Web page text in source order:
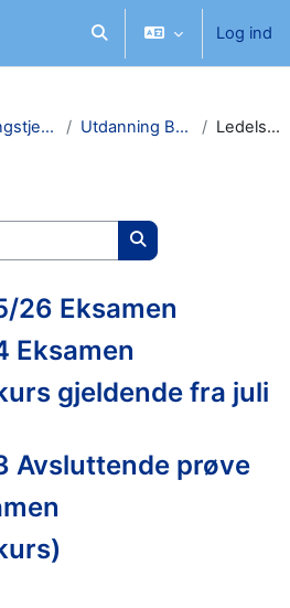
Skift søgeindput Log ind
Brann- og redningstjeneste Utdanning Brann Ledelse A
Søg efter kurser
26 Eksamen
Eksamen
gjeldende fra juli
Avsluttende prøve